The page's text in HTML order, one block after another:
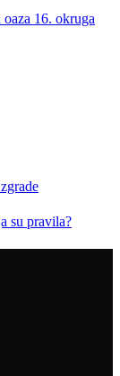
16. okruga
su pravila?